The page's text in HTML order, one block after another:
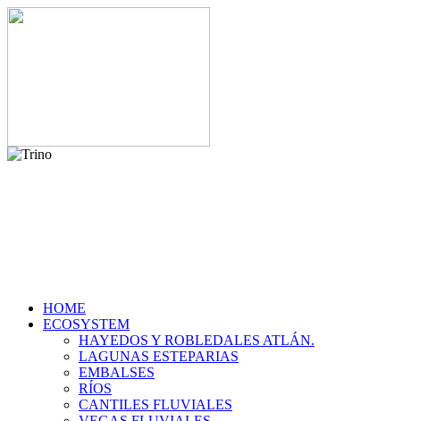
HOME
ECOSYSTEM
HAYEDOS Y ROBLEDALES ATLÁN.
LAGUNAS ESTEPARIAS
EMBALSES
RÍOS
CANTILES FLUVIALES